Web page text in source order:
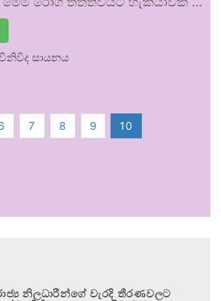
සායනය
7 8 9 10
නිලධාරීන්ගේ වැරදි තීරණවලට